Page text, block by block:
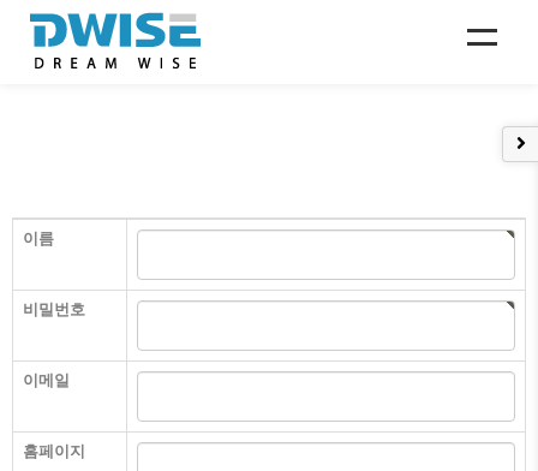
이름
비밀번호
이메일
홈페이지